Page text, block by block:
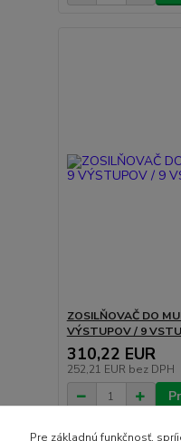
ZOSILŇOVAČ DO
VÝSTUPOV / 9
310,22 EUR
252,21 EUR bez DPH
Pre základnú funkčnosť,